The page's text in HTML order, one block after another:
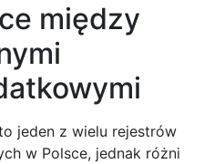
między
jeden z wielu rejestrów
w Polsce, jednak różni